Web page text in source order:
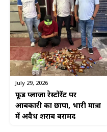
July 29, 2026
फूड प्लाजा रेस्टोरेंट पर
आबकारी का छापा, भारी मात्रा
में अवैध शराब बरामद